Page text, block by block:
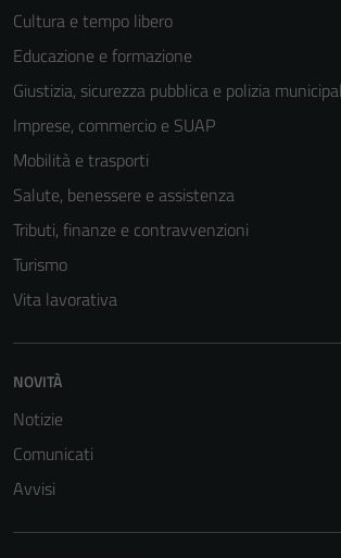
Cultura e tempo libero
Educazione e formazione
Giustizia, sicurezza pubblica e polizia
Imprese, commercio e SUAP
Mobilità e trasporti
Salute, benessere e assistenza
Tributi, finanze e contravvenzioni
Turismo
Vita lavorativa
NOVITÀ
Notizie
Comunicati
Avvisi